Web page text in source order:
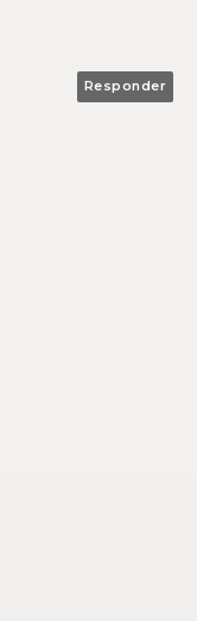
Responder